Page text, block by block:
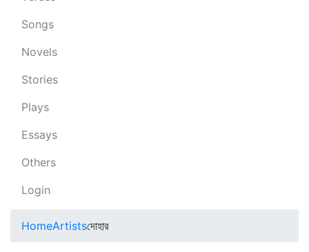
Songs
Novels
Stories
Plays
Essays
Others
Login
HomeArtistsদোহার